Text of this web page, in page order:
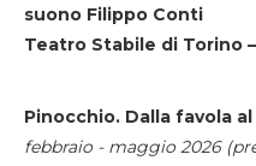
suono Filippo Conti
Teatro Stabile di Torino
Pinocchio. Dalla favola
febbraio - maggio 2026